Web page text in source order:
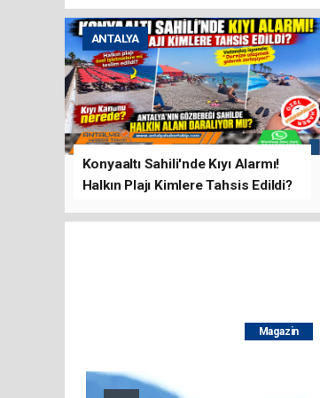
ANTALYA
Konyaaltı Sahili'nde Kıyı Alarmı!
Halkın Plajı Kimlere Tahsis Edildi?
Magazin